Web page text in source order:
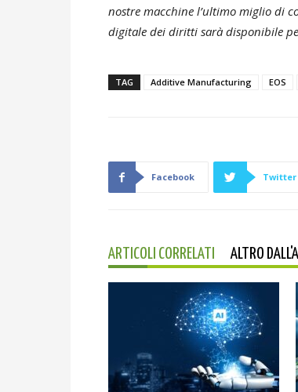
nostre macchine l’ultimo miglio di
digitale dei diritti sarà disponibile
TAG Additive Manufacturing EOS
Facebook Twitter
ARTICOLI CORRELATI ALTRO